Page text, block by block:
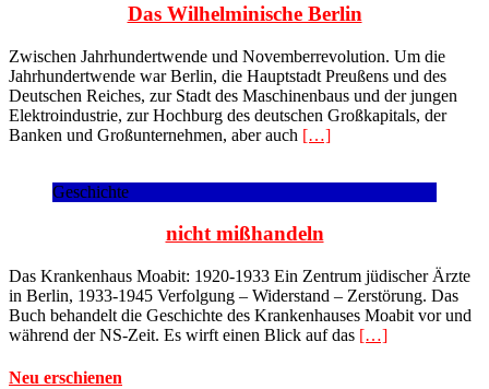
Das Wilhelminische Berlin
Zwischen Jahrhundertwende und Novemberrevolution. Um die
Jahrhundertwende war Berlin, die Hauptstadt Preußens und des
Deutschen Reiches, zur Stadt des Maschinenbaus und der jungen
Elektroindustrie, zur Hochburg des deutschen Großkapitals, der
Banken und Großunternehmen, aber auch […]
Geschichte
nicht mißhandeln
Das Krankenhaus Moabit: 1920-1933 Ein Zentrum jüdischer Ärzte
in Berlin, 1933-1945 Verfolgung – Widerstand – Zerstörung. Das
Buch behandelt die Geschichte des Krankenhauses Moabit vor und
während der NS-Zeit. Es wirft einen Blick auf das […]
Neu erschienen